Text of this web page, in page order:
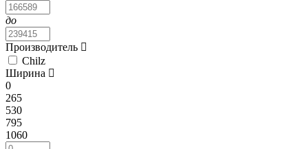
до
Производитель
Chilz
Ширина
0
265
530
795
1060